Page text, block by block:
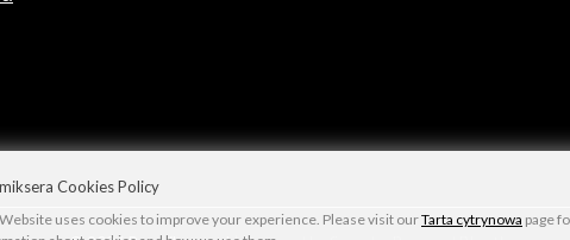
Cookies Policy
uses cookies to improve your experience. Please visit ourTarta cytrynowa page